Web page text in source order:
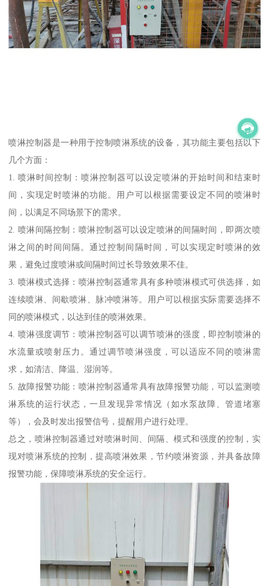
喷淋控制器是一种用于控制喷淋系统的设备，其功能主要包括以下
几个方面：
1. 喷淋时间控制：喷淋控制器可以设定喷淋的开始时间和结束时
间，实现定时喷淋的功能。用户可以根据需要设定不同的喷淋时
间，以满足不同场景下的需求。
2. 喷淋间隔控制：喷淋控制器可以设定喷淋的间隔时间，即两次喷
淋之间的时间间隔。通过控制间隔时间，可以实现定时喷淋的效
果，避免过度喷淋或间隔时间过长导致效果不佳。
3. 喷淋模式选择：喷淋控制器通常具有多种喷淋模式可供选择，如
连续喷淋、间歇喷淋、脉冲喷淋等。用户可以根据实际需要选择不
同的喷淋模式，以达到佳的喷淋效果。
4. 喷淋强度调节：喷淋控制器可以调节喷淋的强度，即控制喷淋的
水流量或喷射压力。通过调节喷淋强度，可以适应不同的喷淋需
求，如清洁、降温、湿润等。
5. 故障报警功能：喷淋控制器通常具有故障报警功能，可以监测喷
淋系统的运行状态，一旦发现异常情况（如水泵故障、管道堵塞
等），会及时发出报警信号，提醒用户进行处理。
总之，喷淋控制器通过对喷淋时间、间隔、模式和强度的控制，实
现对喷淋系统的控制，提高喷淋效果，节约喷淋资源，并具备故障
报警功能，保障喷淋系统的安全运行。